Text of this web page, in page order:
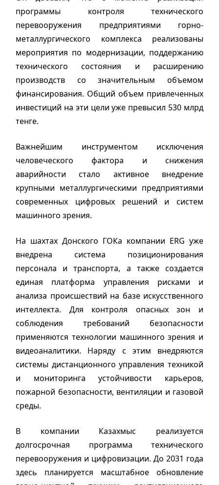
программы контроля технического
перевооружения предприятиями горно-
металлургического комплекса реализованы
мероприятия по модернизации, поддержанию
технического состояния и расширению
производств со значительным объемом
финансирования. Общий объем привлеченных
инвестиций на эти цели уже превысил 530 млрд
тенге.
Важнейшим инструментом исключения
человеческого фактора и снижения
аварийности стало активное внедрение
крупными металлургическими предприятиями
современных цифровых решений и систем
машинного зрения.
На шахтах Донского ГОКа компании ERG уже
внедрена система позиционирования
персонала и транспорта, а также создается
единая платформа управления рисками и
анализа происшествий на базе искусственного
интеллекта. Для контроля опасных зон и
соблюдения требований безопасности
применяются технологии машинного зрения и
видеоаналитики. Наряду с этим внедряются
системы дистанционного управления техникой
и мониторинга устойчивости карьеров,
пожарной безопасности, вентиляции и газовой
среды.
В компании Казахмыс реализуется
долгосрочная программа технического
перевооружения и цифровизации. До 2031 года
здесь планируется масштабное обновление